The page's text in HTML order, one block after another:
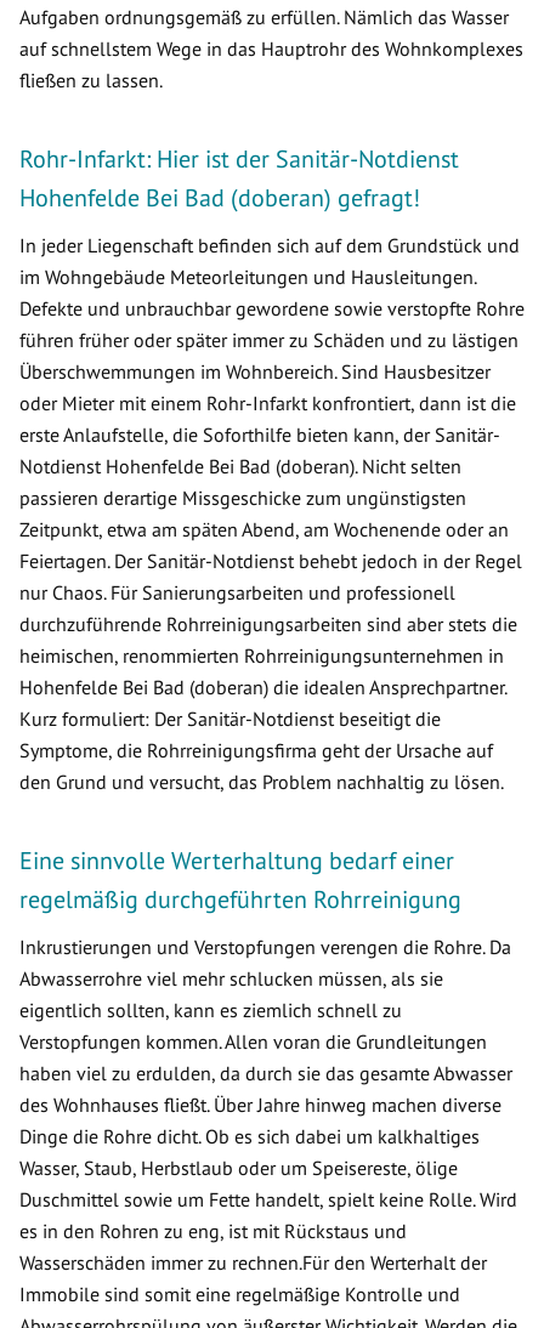
Aufgaben ordnungsgemäß zu erfüllen. Nämlich das Wasser
auf schnellstem Wege in das Hauptrohr des Wohnkomplexes
fließen zu lassen.
Rohr-Infarkt: Hier ist der Sanitär-Notdienst
Hohenfelde Bei Bad (doberan) gefragt!
In jeder Liegenschaft befinden sich auf dem Grundstück und
im Wohngebäude Meteorleitungen und Hausleitungen.
Defekte und unbrauchbar gewordene sowie verstopfte Rohre
führen früher oder später immer zu Schäden und zu lästigen
Überschwemmungen im Wohnbereich. Sind Hausbesitzer
oder Mieter mit einem Rohr-Infarkt konfrontiert, dann ist die
erste Anlaufstelle, die Soforthilfe bieten kann, der Sanitär-
Notdienst Hohenfelde Bei Bad (doberan). Nicht selten
passieren derartige Missgeschicke zum ungünstigsten
Zeitpunkt, etwa am späten Abend, am Wochenende oder an
Feiertagen. Der Sanitär-Notdienst behebt jedoch in der Regel
nur Chaos. Für Sanierungsarbeiten und professionell
durchzuführende Rohrreinigungsarbeiten sind aber stets die
heimischen, renommierten Rohrreinigungsunternehmen in
Hohenfelde Bei Bad (doberan) die idealen Ansprechpartner.
Kurz formuliert: Der Sanitär-Notdienst beseitigt die
Symptome, die Rohrreinigungsfirma geht der Ursache auf
den Grund und versucht, das Problem nachhaltig zu lösen.
Eine sinnvolle Werterhaltung bedarf einer
regelmäßig durchgeführten Rohrreinigung
Inkrustierungen und Verstopfungen verengen die Rohre. Da
Abwasserrohre viel mehr schlucken müssen, als sie
eigentlich sollten, kann es ziemlich schnell zu
Verstopfungen kommen. Allen voran die Grundleitungen
haben viel zu erdulden, da durch sie das gesamte Abwasser
des Wohnhauses fließt. Über Jahre hinweg machen diverse
Dinge die Rohre dicht. Ob es sich dabei um kalkhaltiges
Wasser, Staub, Herbstlaub oder um Speisereste, ölige
Duschmittel sowie um Fette handelt, spielt keine Rolle. Wird
es in den Rohren zu eng, ist mit Rückstaus und
Wasserschäden immer zu rechnen.Für den Werterhalt der
Immobile sind somit eine regelmäßige Kontrolle und